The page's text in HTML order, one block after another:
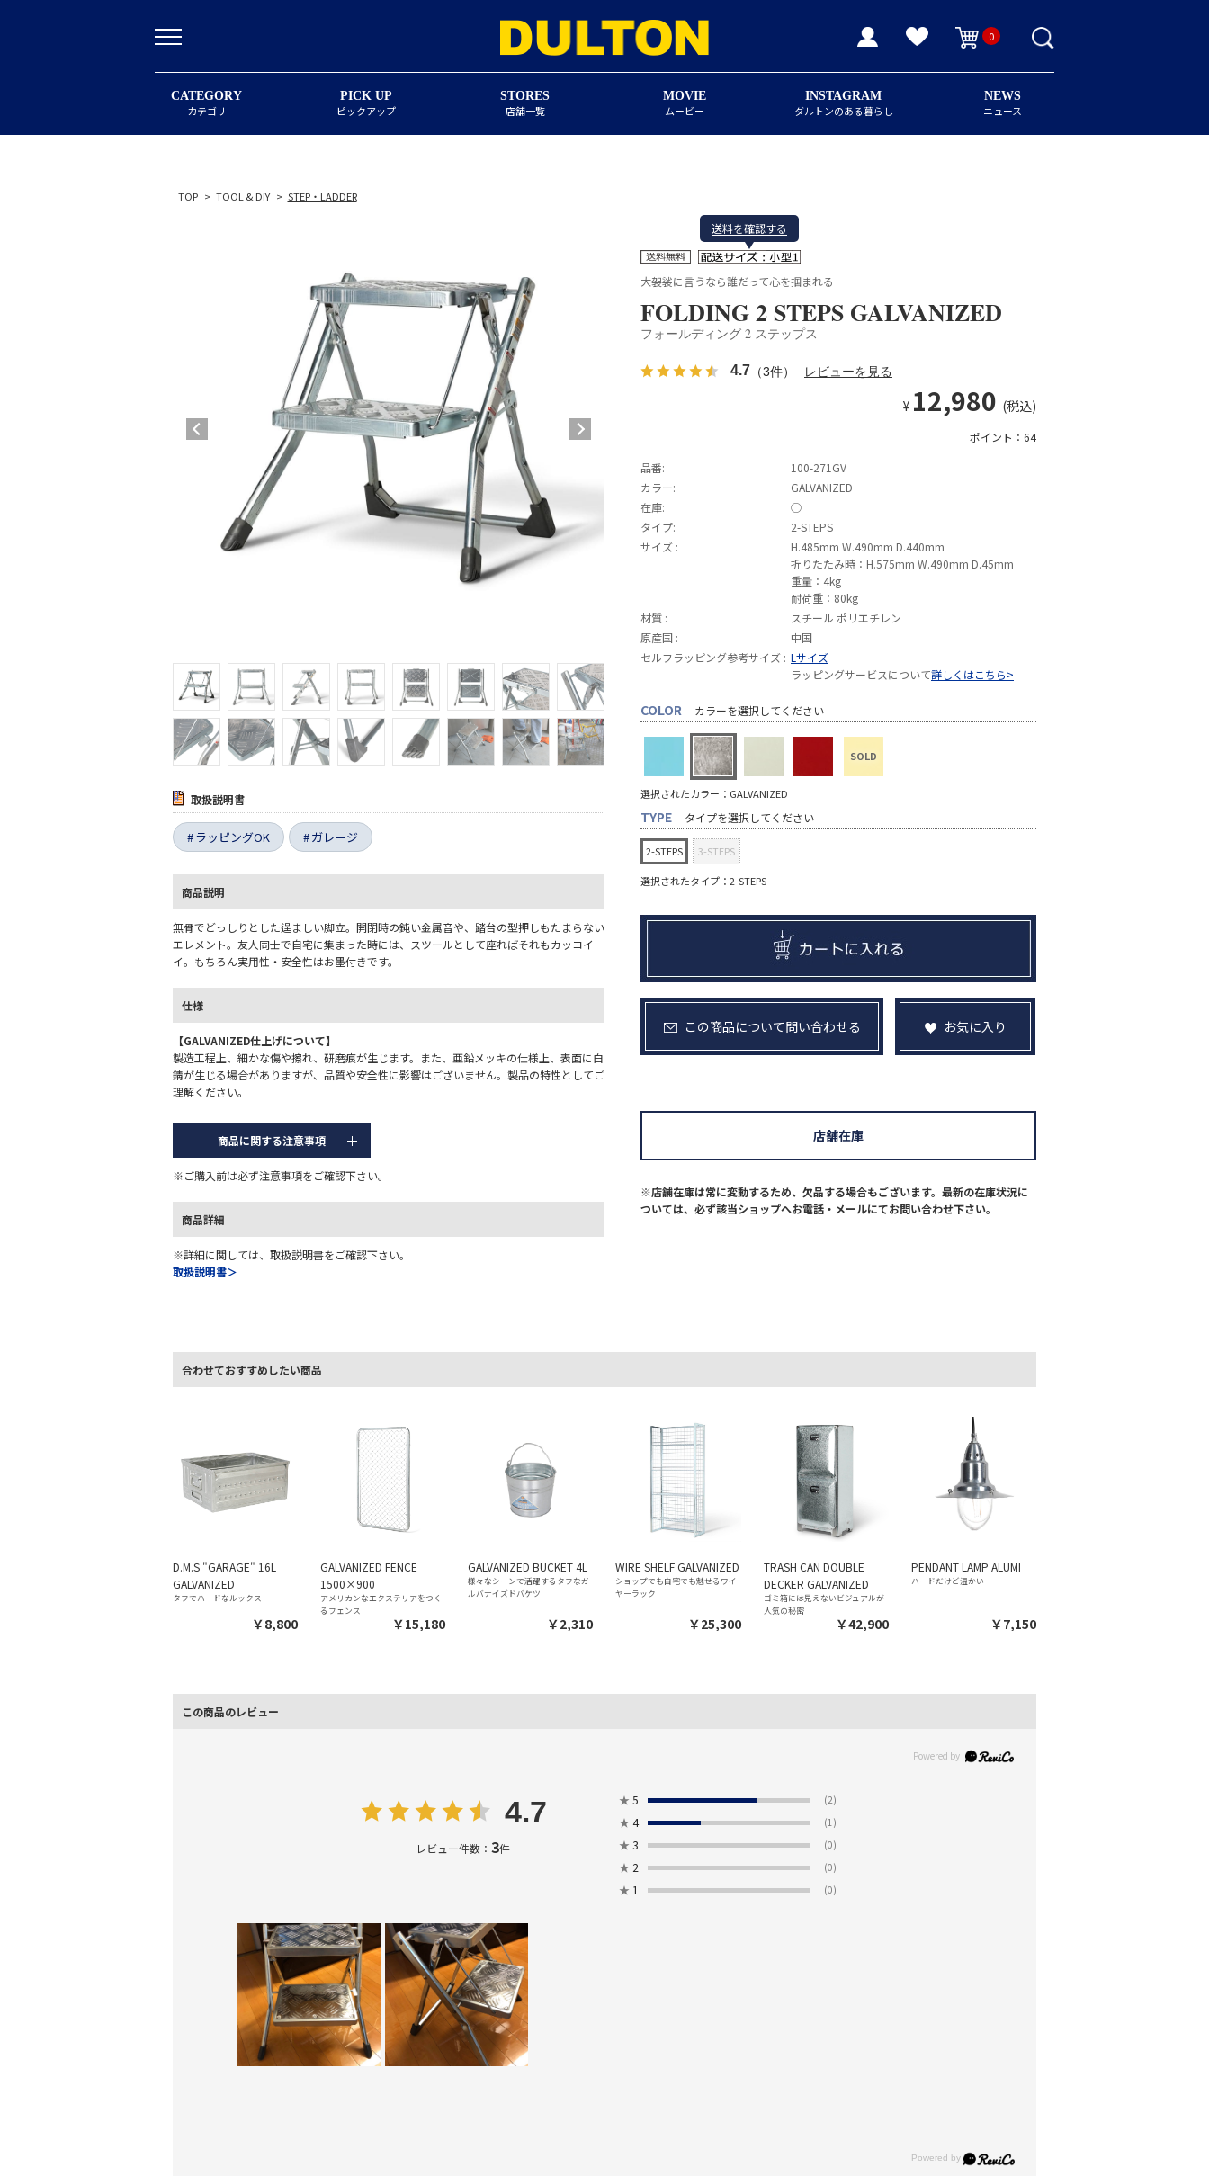
0
CATEGORY
カテゴリ
PICK UP
ピックアップ
STORES
店舗一覧
MOVIE
ムービー
INSTAGRAM
ダルトンのある暮らし
NEWS
ニュース
TOP > TOOL & DIY > STEP・LADDER
取扱説明書
ラッピングOK ガレージ
商品説明
無骨でどっしりとした逞ましい脚立。開閉時の鈍い金属音や、踏台の型押しもたまらない
エレメント。友人同士で自宅に集まった時には、スツールとして座ればそれもカッコイ
イ。もちろん実用性・安全性はお墨付きです。
仕様
【GALVANIZED仕上げについて】
製造工程上、細かな傷や擦れ、研磨痕が生じます。また、亜鉛メッキの仕様上、表面に白
錆が生じる場合がありますが、品質や安全性に影響はございません。製品の特性としてご
理解ください。
商品に関する注意事項
※ご購入前は必ず注意事項をご確認下さい。
商品詳細
※詳細に関しては、取扱説明書をご確認下さい。
取扱説明書＞
送料を確認する
大袈裟に言うなら誰だって心を掴まれる
FOLDING 2 STEPS GALVANIZED
フォールディング 2 ステップス
4.7 （3件） レビューを見る
¥ 12,980 (税込)
ポイント：64
品番:
100-271GV
カラー:
GALVANIZED
在庫:
◯
タイプ:
2-STEPS
サイズ :
H.485mm W.490mm D.440mm
折りたたみ時：H.575mm W.490mm D.45mm
重量：4kg
耐荷重：80kg
材質 :
スチール ポリエチレン
原産国 :
中国
セルフラッピング参考サイズ : Lサイズ
ラッピングサービスについて詳しくはこちら>
COLOR カラーを選択してください
選択されたカラー：GALVANIZED
TYPE タイプを選択してください
2-STEPS 3-STEPS
選択されたタイプ：2-STEPS
この商品について問い合わせる お気に入り
※店舗在庫は常に変動するため、欠品する場合もございます。最新の在庫状況に
ついては、必ず該当ショップへお電話・メールにてお問い合わせ下さい。
店舗在庫
合わせておすすめしたい商品
D.M.S "GARAGE" 16L
GALVANIZED
タフでハードなルックス
￥8,800
GALVANIZED FENCE
1500×900
アメリカンなエクステリアをつく
るフェンス
￥15,180
GALVANIZED BUCKET 4L
様々なシーンで活躍するタフなガ
ルバナイズドバケツ
￥2,310
WIRE SHELF GALVANIZED
ショップでも自宅でも魅せるワイ
ヤーラック
￥25,300
TRASH CAN DOUBLE
DECKER GALVANIZED
ゴミ箱には見えないビジュアルが
人気の秘密
￥42,900
PENDANT LAMP ALUMI
ハードだけど温かい
￥7,150
この商品のレビュー
4.7
レビュー件数： 3件
★ 5 (2)
★ 4 (1)
★ 3 (0)
★ 2 (0)
★ 1 (0)